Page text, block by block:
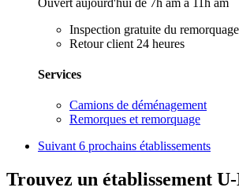
Inspection gratuite du remorquage
Retour client 24 heures
Services
Camions de déménagement
Remorques et remorquage
Suivant 6 prochains établissements
Trouvez un établissement